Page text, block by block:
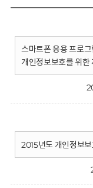
스마트폰 응용 프로
개인정보보호를 위한
2015년도 개인정보